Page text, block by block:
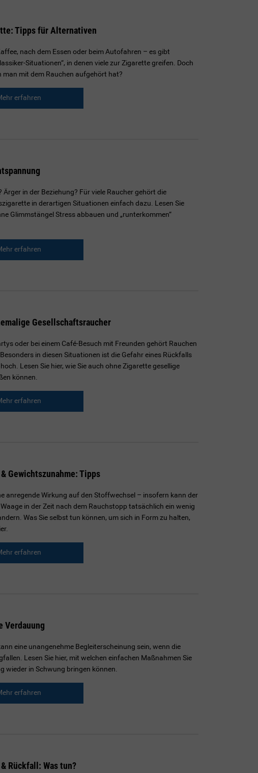
Tipps für Alternativen
nach dem Essen oder beim Autofahren – es gibt
Situationen“, in denen viele zur Zigarette greifen. Doch
man mit dem Rauchen aufgehört hat?
erfahren
Ärger in der Beziehung? Für viele Raucher gehört die
in derartigen Situationen einfach dazu. Lesen Sie
Glimmstängel Stress abbauen und „runterkommen“
erfahren
Gesellschaftsraucher
oder bei einem Café-Besuch mit Freunden gehört Rauchen
in diesen Situationen ist die Gefahr eines Rückfalls
Lesen Sie hier, wie Sie auch ohne Zigarette gesellige
können.
erfahren
Gewichtszunahme: Tipps
anregende Wirkung auf den Stoffwechsel – insofern kann der
in der Zeit nach dem Rauchstopp tatsächlich ein wenig
Was Sie selbst tun können, um sich in Form zu halten,
erfahren
Verdauung
eine unangenehme Begleiterscheinung sein, wenn die
Lesen Sie hier, mit welchen einfachen Maßnahmen Sie
wieder in Schwung bringen können.
erfahren
Rückfall: Was tun?